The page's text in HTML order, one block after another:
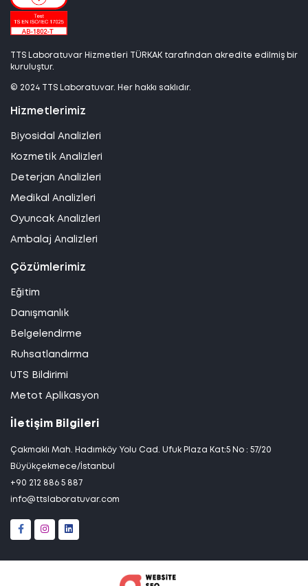
TTS Laboratuvar Hizmetleri TÜRKAK tarafından akredite edilmiş bir
kuruluştur.
© 2024 TTS Laboratuvar. Her hakkı saklıdır.
Hizmetlerimiz
Biyosidal Analizleri
Kozmetik Analizleri
Deterjan Analizleri
Medikal Analizleri
Oyuncak Analizleri
Ambalaj Analizleri
Çözümlerimiz
Eğitim
Danışmanlık
Belgelendirme
Ruhsatlandırma
UTS Bildirimi
Metot Aplikasyon
İletişim Bilgileri
Çakmaklı Mah. Hadımköy Yolu Cad. Ufuk Plaza Kat:5 No : 57/20
Büyükçekmece/İstanbul
+90 212 886 5 887
info@ttslaboratuvar.com